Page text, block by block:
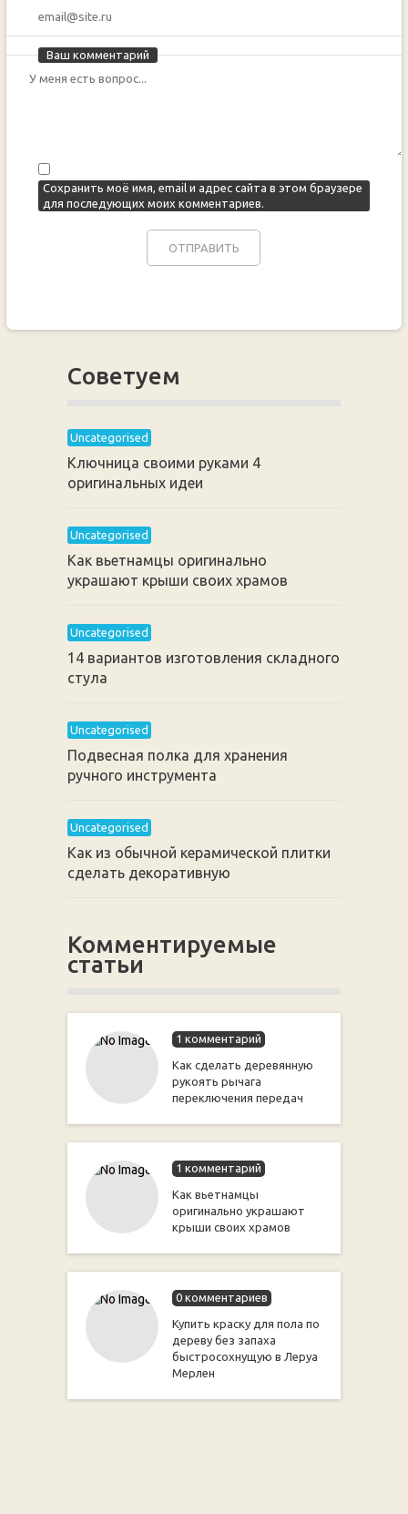
Ваш комментарий
Сохранить моё имя, email и адрес сайта в этом браузере
для последующих моих комментариев.
Советуем
Uncategorised
Ключница своими руками 4
оригинальных идеи
Uncategorised
Как вьетнамцы оригинально
украшают крыши своих храмов
Uncategorised
14 вариантов изготовления складного
стула
Uncategorised
Подвесная полка для хранения
ручного инструмента
Uncategorised
Как из обычной керамической плитки
сделать декоративную
Комментируемые
статьи
1 комментарий
Как сделать деревянную
рукоять рычага
переключения передач
1 комментарий
Как вьетнамцы
оригинально украшают
крыши своих храмов
0 комментариев
Купить краску для пола по
дереву без запаха
быстросохнущую в Леруа
Мерлен